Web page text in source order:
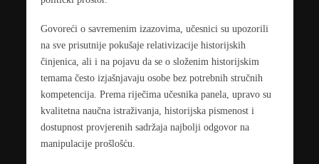
Govoreći o savremenim izazovima, učesnici su upozorili
na sve prisutnije pokušaje relativizacije historijskih
činjenica, ali i na pojavu da se o složenim historijskim
temama često izjašnjavaju osobe bez potrebnih stručnih
kompetencija. Prema riječima učesnika panela, upravo su
kvalitetna naučna istraživanja, historijska pismenost i
dostupnost provjerenih sadržaja najbolji odgovor na
manipulacije prošlošću.